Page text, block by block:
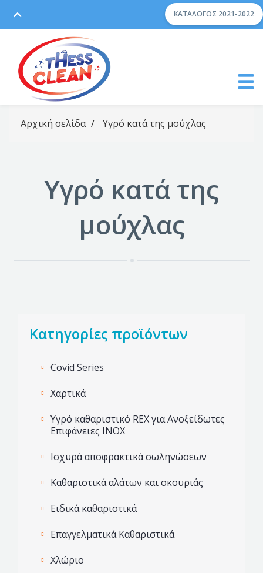
ΚΑΤΆΛΟΓΟΣ 2021-2022
Αρχική σελίδα / Υγρό κατά της μούχλας
Υγρό κατά της
μούχλας
Κατηγορίες προϊόντων
Covid Series
Χαρτικά
Υγρό καθαριστικό REX για Ανοξείδωτες
Επιφάνειες INOX
Ισχυρά αποφρακτικά σωληνώσεων
Καθαριστικά αλάτων και σκουριάς
Ειδικά καθαριστικά
Επαγγελματικά Καθαριστικά
Χλώριο